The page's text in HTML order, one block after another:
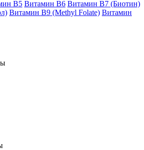
B5 Витамин B6 Витамин B7 (Биотин)
Витамин B9 (Methyl Folate) Витамин